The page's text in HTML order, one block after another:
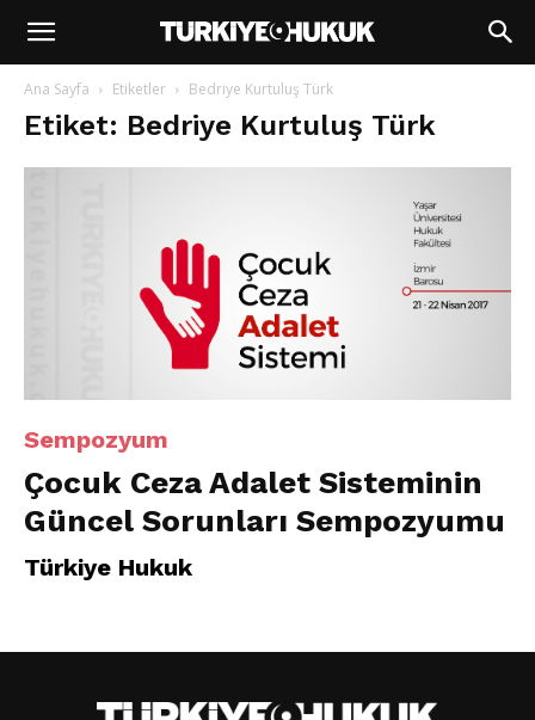
Ana Sayfa Etiketler Bedriye Kurtuluş Türk
Etiket: Bedriye Kurtuluş Türk
Sempozyum
Çocuk Ceza Adalet Sisteminin
Güncel Sorunları Sempozyumu
Türkiye Hukuk